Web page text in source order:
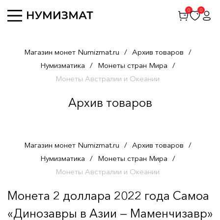
0 0
Магазин монет Numizmat.ru / Архив товаров /
Нумизматика / Монеты стран Мира /
Монеты Австралии и Океании
Архив товаров
Магазин монет Numizmat.ru / Архив товаров /
Нумизматика / Монеты стран Мира /
Монеты Австралии и Океании
Монета 2 доллара 2022 года Самоа
«Динозавры в Азии — Маменчизавр»